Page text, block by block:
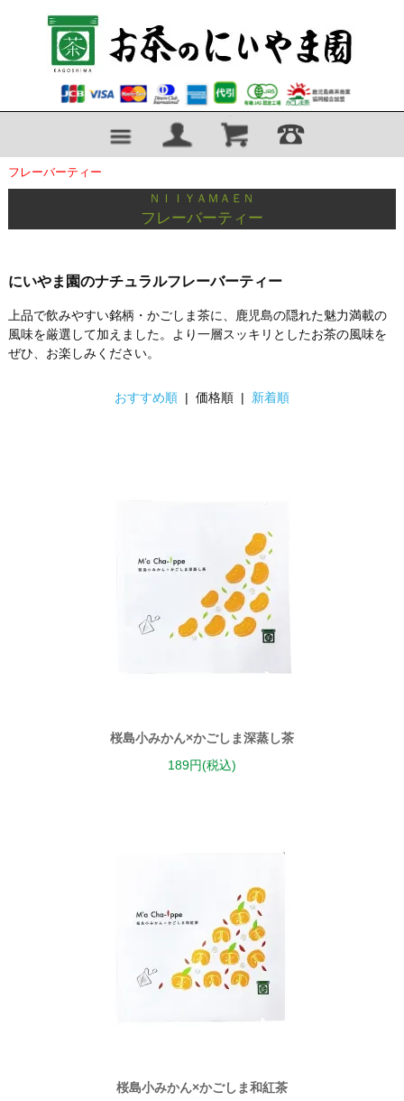
フレーバーティー
ＮＩＩＹＡＭＡＥＮ
フレーバーティー
にいやま園のナチュラルフレーバーティー
上品で飲みやすい銘柄・かごしま茶に、鹿児島の隠れた魅力満載の
風味を厳選して加えました。より一層スッキリとしたお茶の風味を
ぜひ、お楽しみください。
おすすめ順| 価格順 | 新着順
桜島小みかん×かごしま深蒸し茶
189円(税込)
桜島小みかん×かごしま和紅茶